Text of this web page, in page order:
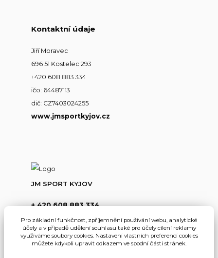
Kontaktní údaje
Jiří Moravec
696 51 Kostelec 293
+420 608 883 334
ičo: 64487113
dič: CZ7403024255
www.jmsportkyjov.cz
JM SPORT KYJOV
+ 420 608 883 334
info@jmsportkyjov.cz
Pro základní funkčnost, zpříjemnění používání webu, analytické
účely a v případě udělení souhlasu také pro účely cílení reklamy
využíváme soubory cookies. Nastavení vlastních preferencí cookies
můžete kdykoli upravit odkazem ve spodní části stránek.